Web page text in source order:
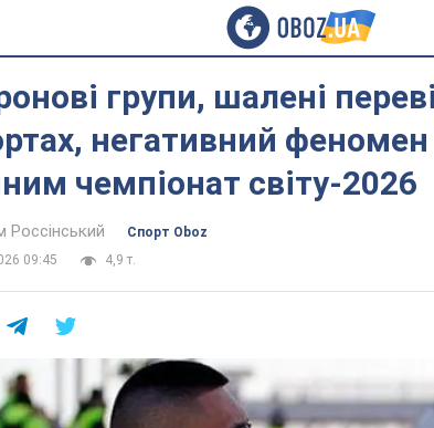
групи, шалені
негативний
чемпіонат світу-2026
Россінський
Спорт Oboz
09:45
4,9 т.